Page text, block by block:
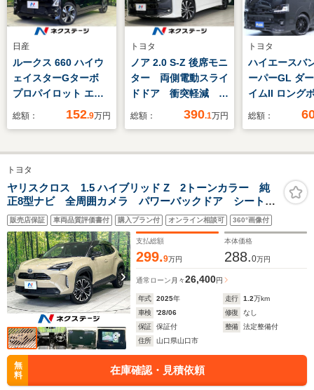
日産
ルークス 660 ハイウ
ェイスターGターボ
プロパイロット エデ
ィション 4WD 4WD
囲カメラ インテリジ
ェントエマージェンシ
ーブレーキ レーダー
クルーズ 禁煙車 ド
ラレコ コーナーセン
サー スマートキー
LEDヘッド ビルトイ
ンETC
総額： 152.9万円
トヨタ
ノア 2.0 S-Z 後席モニ
ター 両側電動スライ
ドドア 衝突軽減 純
正10.5型ナビ機能付き
ズ バックカメラ
ルセグ LEDヘッド
ステアリングヒーター
総額： 390.1万円
トヨタ
ハイエースバ
ーパーGL ダ
イムII ロング
ディーゼルタ
スライドドア
ンネット フ
ポイラー オ
ェンダー リ
サイドステッ
ミ18in オメ
ル ベッド
総額：
トヨタ
ヤリスクロス 1.5 ハイブリッド Z 2トーンカラー 純
正8型ナビ 全周囲カメラ パワーバックドア シートヒ
ーター セーフティセンス レーダークルーズコントロ
ール BSM クリアランスソナー LEDヘッドライト
ドラレコ ETC 禁煙車
販売店保証 車両品質評価書付 購入プラン付 オンライン相談可 360°画像付
支払総額
299.9万円
本体価格
288.0万円
通常ローン 月々26,400円
年式 2025年 走行 1.2万km
車検
'28/06 修復
なし
保証
保証付 整備
法定整備付
住所
山口県山口市
無
料
在庫確認・見積依頼